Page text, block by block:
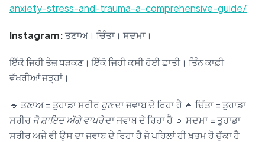
anxiety-stress-and-trauma-a-comprehensive-guide/
Instagram:ਤਣਾਅ। ਚਿੰਤਾ। ਸਦਮਾ।
ਇੱਕੋ ਜਿਹੀ ਤੇਜ਼ ਧੜਕਣ। ਇੱਕੋ ਜਿਹੀ ਕਸੀ ਹੋਈ ਛਾਤੀ। ਤਿੰਨ ਕਾਫ਼ੀ
ਵੱਖਰੀਆਂ ਜੜ੍ਹਾਂ।
🔹 ਤਣਾਅ = ਤੁਹਾਡਾ ਸਰੀਰ ਹੁਣਦਾ ਜਵਾਬ ਦੇ ਰਿਹਾ ਹੈ 🔹 ਚਿੰਤਾ = ਤੁਹਾਡਾ
ਸਰੀਰਜੋ ਸ਼ਾਇਦ ਅੱਗੇ ਵਾਪਰੇਦਾ ਜਵਾਬ ਦੇ ਰਿਹਾ ਹੈ 🔹 ਸਦਮਾ = ਤੁਹਾਡਾ
ਸਰੀਰ ਅਜੇ ਵੀ ਉਸ ਦਾ ਜਵਾਬ ਦੇ ਰਿਹਾ ਹੈ ਜੋ ਪਹਿਲਾਂ ਹੀ ਖ਼ਤਮ ਹੋ ਚੁੱਕਾ ਹੈ